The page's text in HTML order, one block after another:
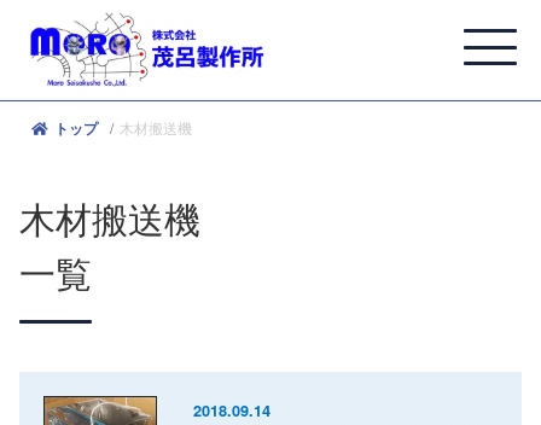
トップ 木材搬送機
木材搬送機
一覧
2018.09.14